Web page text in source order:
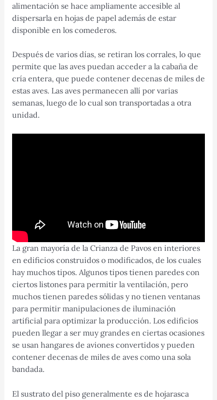
alimentación se hace ampliamente accesible al
dispersarla en hojas de papel además de estar
disponible en los comederos.
Después de varios días, se retiran los corrales, lo que
permite que las aves puedan acceder a la cabaña de
cría entera, que puede contener decenas de miles de
estas aves. Las aves permanecen allí por varias
semanas, luego de lo cual son transportadas a otra
unidad.
La gran mayoría de la Crianza de Pavos en interiores
en edificios construidos o modificados, de los cuales
hay muchos tipos. Algunos tipos tienen paredes con
ciertos listones para permitir la ventilación, pero
muchos tienen paredes sólidas y no tienen ventanas
para permitir manipulaciones de iluminación
artificial para optimizar la producción. Los edificios
pueden llegar a ser muy grandes en ciertas ocasiones
se usan hangares de aviones convertidos y pueden
contener decenas de miles de aves como una sola
bandada.
El sustrato del piso generalmente es de hojarasca